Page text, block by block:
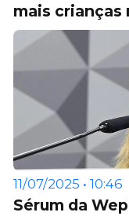
mais crianças
11/07/2025 • 10:46
Sérum da